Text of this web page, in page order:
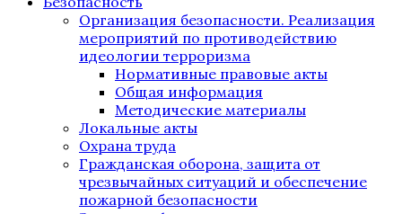
Организация безопасности. Реализация
мероприятий по противодействию
идеологии терроризма
Нормативные правовые акты
Общая информация
Методические материалы
Локальные акты
Охрана труда
Гражданская оборона, защита от
чрезвычайных ситуаций и обеспечение
пожарной безопасности